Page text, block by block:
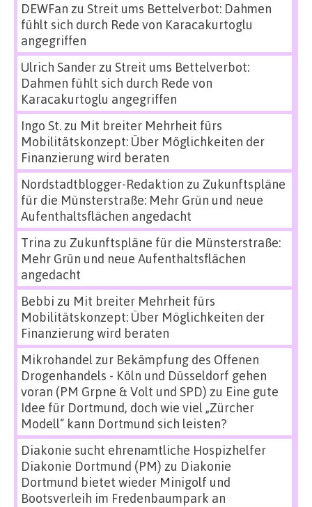
DEWFan zu Streit ums Bettelverbot: Dahmen
fühlt sich durch Rede von Karacakurtoglu
angegriffen
Ulrich Sanderzu Streit ums Bettelverbot:
Dahmen fühlt sich durch Rede von
Karacakurtoglu angegriffen
Ingo St.zu Mit breiter Mehrheit fürs
Mobilitätskonzept: Über Möglichkeiten der
Finanzierung wird beraten
Nordstadtblogger-Redaktion zu Zukunftspläne
für die Münsterstraße: Mehr Grün und neue
Aufenthaltsflächen angedacht
Trina zu Zukunftspläne für die Münsterstraße:
Mehr Grün und neue Aufenthaltsflächen
angedacht
Bebbi zu Mit breiter Mehrheit fürs
Mobilitätskonzept: Über Möglichkeiten der
Finanzierung wird beraten
Mikrohandel zur Bekämpfung des Offenen
Drogenhandels - Köln und Düsseldorf gehen
voran (PM Grpne & Volt und SPD) zu Eine gute
Idee für Dortmund, doch wie viel „Zürcher
Modell“ kann Dortmund sich leisten?
Diakonie sucht ehrenamtliche Hospizhelfer
Diakonie Dortmund (PM) zu Diakonie
Dortmund bietet wieder Minigolf und
Bootsverleih im Fredenbaumpark an